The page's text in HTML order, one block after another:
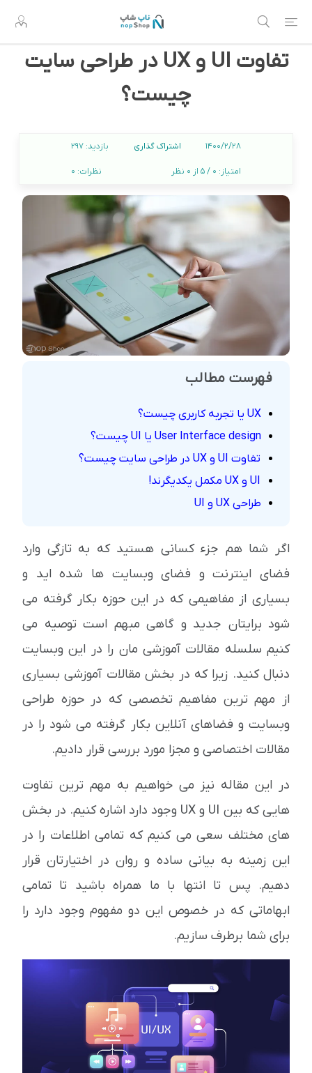
تفاوت UI و UX در طراحی سایت
چیست؟
1400/2/28 اشتراک گذاری بازدید:297
امتیاز: 0 / 5 از 0 نظر نظرات: 0
فهرست مطالب
UX یا تجربه کاربری چیست؟
User Interface design یا UI چیست؟
تفاوت UI و UX در طراحی سایت چیست؟
طراحی UX و UI
اگر شما هم جزء کسانی هستید که به تازگی وارد
فضای اینترنت و فضای وبسایت ها شده اید و
بسیاری از مفاهیمی که در این حوزه بکار گرفته می
شود برایتان جدید و گاهی مبهم است توصیه می
کنیم سلسله مقالات آموزشی مان را در این وبسایت
دنبال کنید. زیرا که در بخش مقالات آموزشی بسیاری
از مهم ترین مفاهیم تخصصی که در حوزه طراحی
وبسایت و فضاهای آنلاین بکار گرفته می شود را در
مقالات اختصاصی و مجزا مورد بررسی قرار دادیم.
در این مقاله نیز می خواهیم به مهم ترین تفاوت
هایی که بین UI و UX وجود دارد اشاره کنیم. در بخش
های مختلف سعی می کنیم که تمامی اطلاعات را در
این زمینه به بیانی ساده و روان در اختیارتان قرار
دهیم. پس تا انتها با ما همراه باشید تا تمامی
ابهاماتی که در خصوص این دو مفهوم وجود دارد را
برای شما برطرف سازیم.